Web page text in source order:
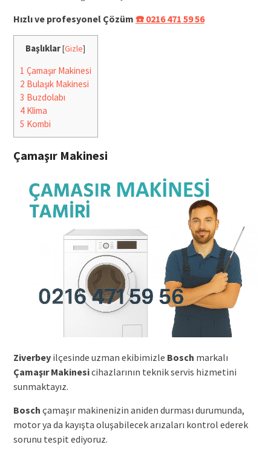
Hızlı ve profesyonel Çözüm ☎️ 0216 471 59 56
Başlıklar[Gizle]
1 Çamaşır Makinesi
2 Bulaşık Makinesi
3 Buzdolabı
4Klima
5 Kombi
Çamaşır Makinesi
Ziverbeyilçesinde uzman ekibimizle Bosch markalı
Çamaşır Makinesicihazlarının teknik servis hizmetini
sunmaktayız.
Bosch çamaşır makinenizin aniden durması durumunda,
motor ya da kayışta oluşabilecek arızaları kontrol ederek
sorunu tespit ediyoruz.